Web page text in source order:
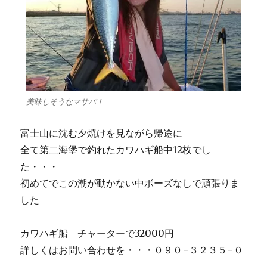
美味しそうなマサバ！
富士山に沈む夕焼けを見ながら帰途に
全て第二海堡で釣れたカワハギ船中12枚でし
た・・・
初めてでこの潮が動かない中ボーズなしで頑張りま
した
カワハギ船 チャーターで32000円
詳しくはお問い合わせを・・・０９０−３２３５−０